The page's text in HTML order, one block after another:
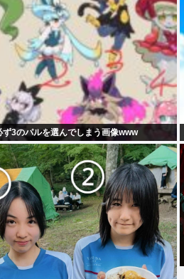
ず3のパルを選んでしまう画像www